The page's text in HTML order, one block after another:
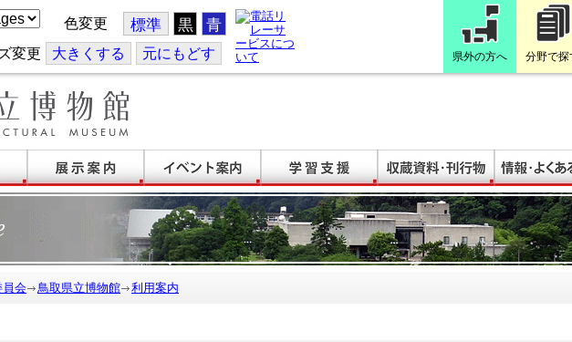
色変更 標準 黒 青
変更 大きくする 元にもどす 県外の方へ 分野で探
員会 鳥取県立博物館 利用案内